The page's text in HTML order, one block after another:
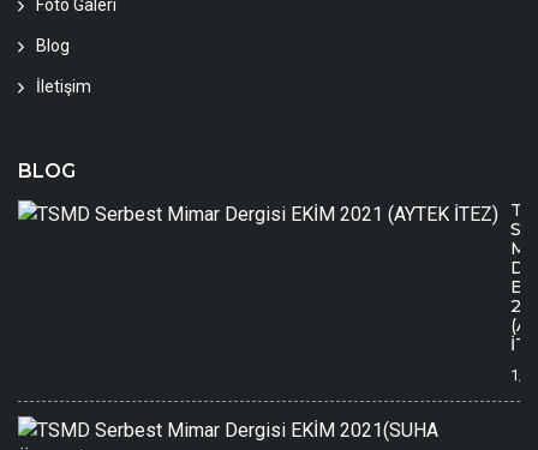
Foto Galeri
Blog
İletişim
BLOG
1/